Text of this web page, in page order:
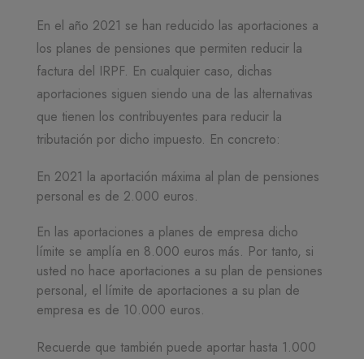
En el año 2021 se han reducido las aportaciones a
los planes de pensiones que permiten reducir la
factura del IRPF. En cualquier caso, dichas
aportaciones siguen siendo una de las alternativas
que tienen los contribuyentes para reducir la
tributación por dicho impuesto. En concreto:
En 2021 la aportación máxima al plan de pensiones
personal es de 2.000 euros.
En las aportaciones a planes de empresa dicho
límite se amplía en 8.000 euros más. Por tanto, si
usted no hace aportaciones a su plan de pensiones
personal, el límite de aportaciones a su plan de
empresa es de 10.000 euros.
Recuerde que también puede aportar hasta 1.000